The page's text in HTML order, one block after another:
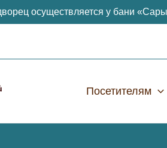
осуществляется у бани
Посетителям